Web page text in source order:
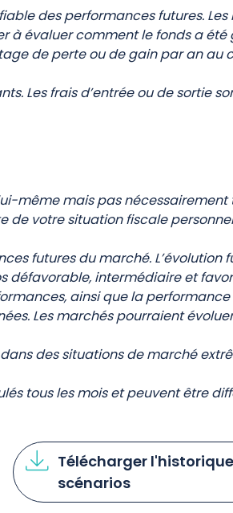
des performances futures.
à évaluer comment le fonds a été
de perte ou de gain par an au
Les frais d’entrée ou de sortie
même mais pas nécessairement
de votre situation fiscale
futures du marché. L’évolution
défavorable, intermédiaire et
ainsi que la
Les marchés pourraient
des situations de marché
tous les mois et peuvent être
Télécharger
scénarios